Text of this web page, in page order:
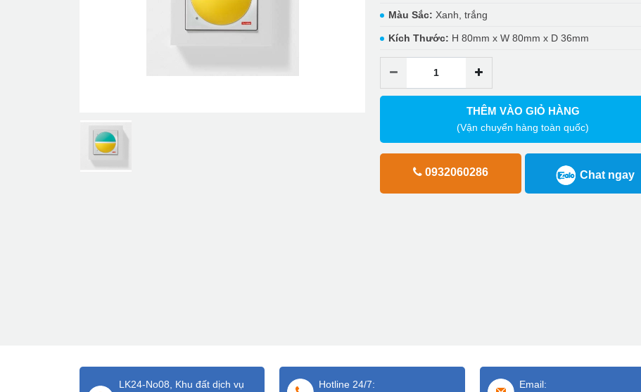
Màu Sắc: Xanh, trắng
Kích Thước: H 80mm x W 80mm x D 36mm
THÊM VÀO GIỎ HÀNG
(Vận chuyển hàng toàn quốc)
0932060286 Chat ngay
LK24-No08, Khu đất dịch vụ
Hotline 24/7:
Email: